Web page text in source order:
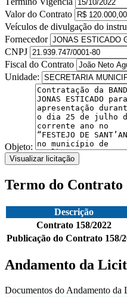
Valor do Contrato
Veículos de divulgação do
Fornecedor
CNPJ
Fiscal do Contrato
Unidade:
Objeto:
Visualizar licitação
Termo do Contrato
Descrição
Contrato 158/2022
Publicação do Contrato 158/
Andamento da
Documentos do Andamento da